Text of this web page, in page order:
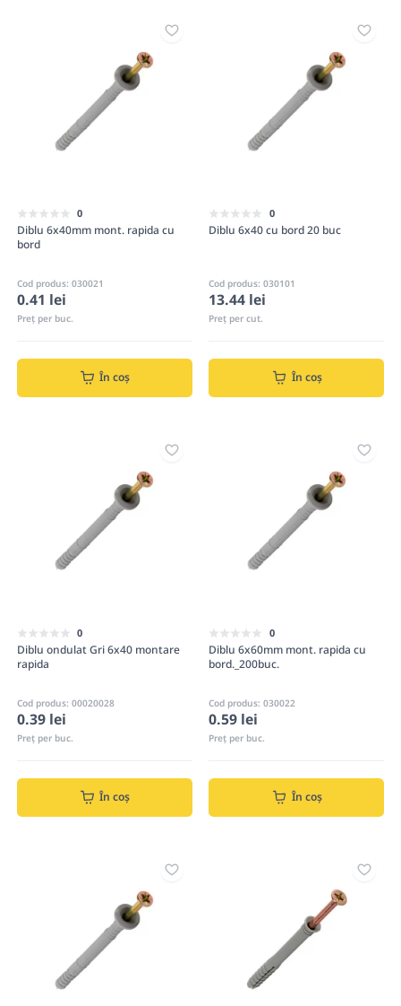
0
Diblu 6x40mm mont. rapida cu
bord
Cod produs: 030021
0.41 lei
Preț per buc.
În coș
0
Diblu 6x40 cu bord 20 buc
Cod produs: 030101
13.44 lei
Preț per cut.
În coș
0
Diblu ondulat Gri 6x40 montare
rapida
Cod produs: 00020028
0.39 lei
Preț per buc.
În coș
0
Diblu 6x60mm mont. rapida cu
bord._200buc.
Cod produs: 030022
0.59 lei
Preț per buc.
În coș